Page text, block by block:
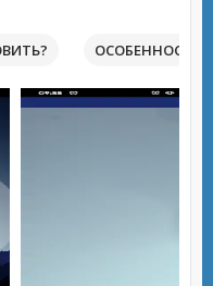
ОСОБЕННОСТИ